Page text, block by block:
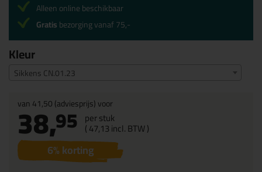
Kleur
Sikkens CN.01.23
van41,50(adviesprijs) voor
38,95 per stuk
(47,13incl. BTW )
6% korting
Alleen online beschikbaar
Gratisbezorging vanaf 75,-